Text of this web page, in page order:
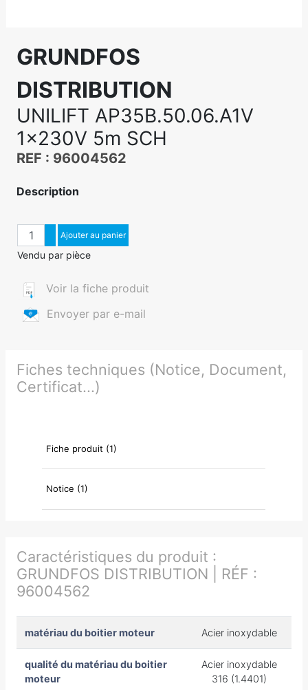
GRUNDFOS
DISTRIBUTION
UNILIFT AP35B.50.06.A1V
1x230V 5m SCH
REF : 96004562
Description
QuantitéAugmenter quantité
Diminuer quantité
Ajouter au panier
Vendu par pièce
Voir la fiche produit
Envoyer par e-mail
Fiches techniques (Notice, Document,
Certificat...)
Fiche produit (1)
Notice (1)
Caractéristiques du produit :
GRUNDFOS DISTRIBUTION | RÉF :
96004562
matériau du boitier moteur Acier inoxydable
qualité du matériau du boitier
moteur
Acier inoxydable
316 (1.4401)